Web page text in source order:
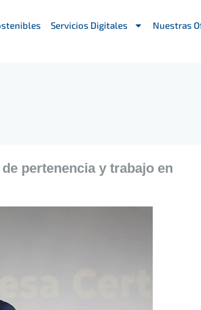
Servicios Digitales Nuestras
pertenencia y trabajo en